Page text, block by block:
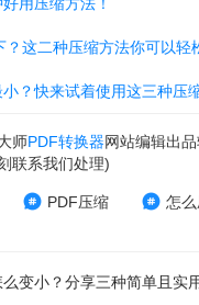
这二种压缩方法你可以轻
？快来试着使用这三种压
师PDF转换器网站编辑出
联系我们处理)
PDF压缩 怎